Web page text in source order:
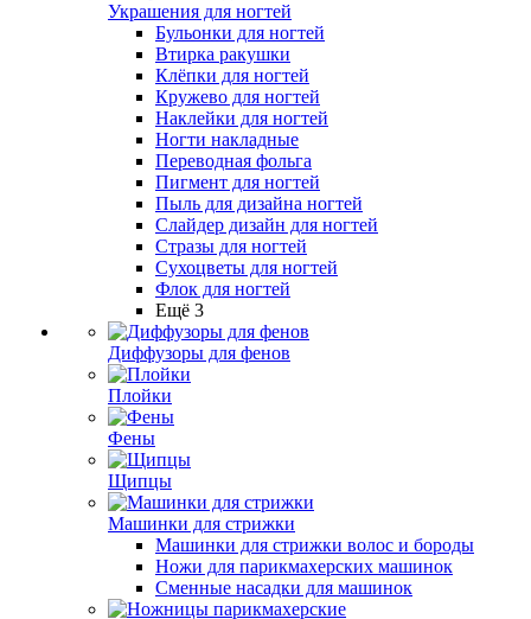
Украшения для ногтей
Бульонки для ногтей
Втирка ракушки
Клёпки для ногтей
Кружево для ногтей
Наклейки для ногтей
Ногти накладные
Переводная фольга
Пигмент для ногтей
Пыль для дизайна ногтей
Слайдер дизайн для ногтей
Стразы для ногтей
Сухоцветы для ногтей
Флок для ногтей
Ещё 3
Диффузоры для фенов
Плойки
Фены
Щипцы
Машинки для стрижки
Машинки для стрижки волос и бороды
Ножи для парикмахерских машинок
Сменные насадки для машинок